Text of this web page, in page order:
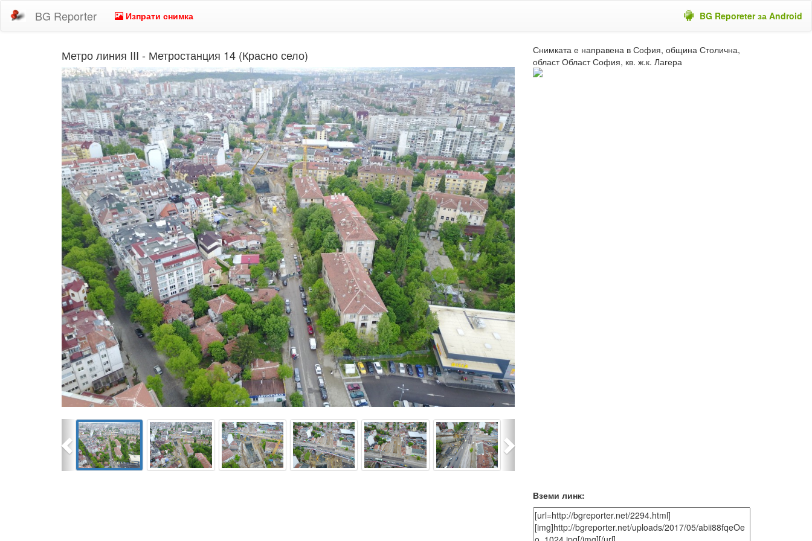
BG Reporter Изпрати снимка BG Reporeter за Android
Метро линия III - Метростанция 14 (Красно село)
Previous
Снимката е направена в София, община Столична,
област Област София, кв. ж.к. Лагера
Вземи линк: